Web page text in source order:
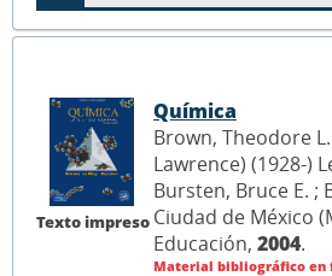
Texto impreso
Química
Brown, Theodore
Lawrence) (1928-)
Bursten, Bruce E. ;
Ciudad de México
Educación, 2004.
Material bibliográfico en